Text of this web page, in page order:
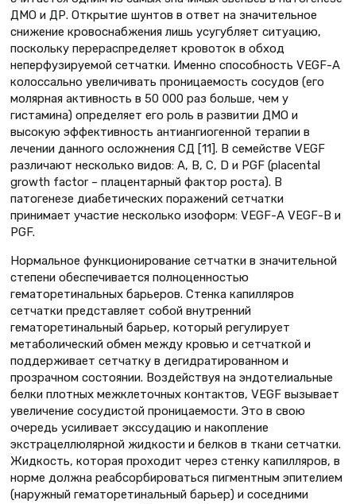
ДМО и ДР. Открытие шунтов в ответ на значительное
снижение кровоснабжения лишь усугубляет ситуацию,
поскольку перераспределяет кровоток в обход
неперфузируемой сетчатки. Именно способность VEGF-A
колоссально увеличивать проницаемость сосудов (его
молярная активность в 50 000 раз больше, чем у
гистамина) определяет его роль в развитии ДМО и
высокую эффективность антиангиогенной терапии в
лечении данного осложнения СД [11]. В семействе VEGF
различают несколько видов: A, B, C, D и PGF (placental
growth factor – плацентарный фактор роста). В
патогенезе диабетических поражений сетчатки
принимает участие несколько изоформ: VEGF-A VEGF-В и
PGF.
Нормальное функционирование сетчатки в значительной
степени обеспечивается полноценностью
гематоретинальных барьеров. Стенка капилляров
сетчатки представляет собой внутренний
гематоретинальный барьер, который регулирует
метаболический обмен между кровью и сетчаткой и
поддерживает сетчатку в дегидратированном и
прозрачном состоянии. Воздействуя на эндотелиальные
белки плотных межклеточных контактов, VEGF вызывает
увеличение сосудистой проницаемости. Это в свою
очередь усиливает экссудацию и накопление
экстрацеллюлярной жидкости и белков в ткани сетчатки.
Жидкость, которая проходит через стенку капилляров, в
норме должна реабсорбироваться пигментным эпителием
(наружный гематоретинальный барьер) и соседними